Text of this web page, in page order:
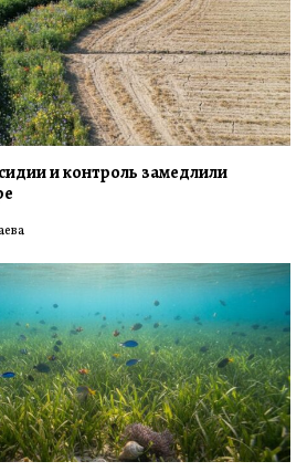
и контроль замедлили